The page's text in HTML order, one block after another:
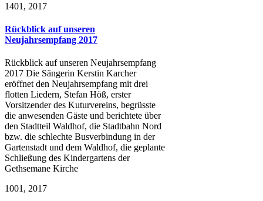
1401, 2017
Rückblick auf unseren
Neujahrsempfang 2017
Rückblick auf unseren Neujahrsempfang
2017 Die Sängerin Kerstin Karcher
eröffnet den Neujahrsempfang mit drei
flotten Liedern, Stefan Höß, erster
Vorsitzender des Kuturvereins, begrüsste
die anwesenden Gäste und berichtete über
den Stadtteil Waldhof, die Stadtbahn Nord
bzw. die schlechte Busverbindung in der
Gartenstadt und dem Waldhof, die geplante
Schließung des Kindergartens der
Gethsemane Kirche
1001, 2017